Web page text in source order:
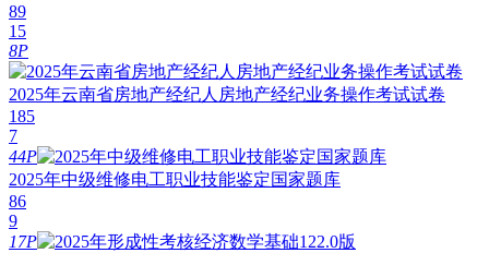
89
15
8P
2025年云南省房地产经纪人房地产经纪业务操作考试试卷
185
7
44P
2025年中级维修电工职业技能鉴定国家题库
86
9
17P